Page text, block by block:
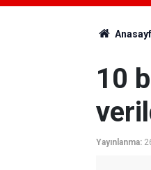
10
Yayınlanma: